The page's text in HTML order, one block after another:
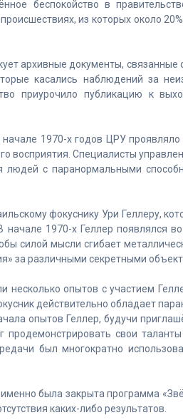
беспокойство в
из которых около
архивные документы,
касались наблюдений за
приурочило публикацию к
начале 1970-х годов ЦРУ
восприятия. Специалисты
людей с паранормальными
фокуснику Ури Геллеру,
начале 1970-х Геллер появлялся
силой мысли сгибает
за различными секретными
опытов с участием
действительно обладает
опытов Геллер, будучи
продемонстрировать свои
был многократно
именно была закрыта программа
каких-либо результатов.